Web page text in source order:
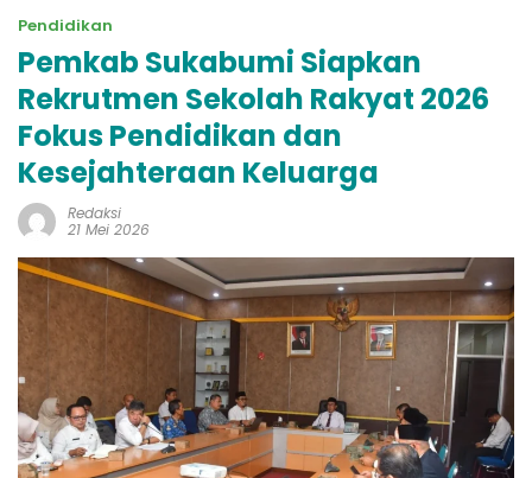
Pendidikan
Pemkab Sukabumi Siapkan
Rekrutmen Sekolah Rakyat 2026
Fokus Pendidikan dan
Kesejahteraan Keluarga
Redaksi
21 Mei 2026